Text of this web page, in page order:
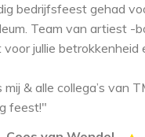
bedrijfsfeest gehad
Team van artiest -
jullie betrokkenheid
mij & alle collega’s van
feest!"